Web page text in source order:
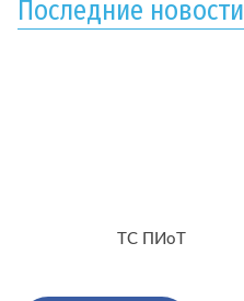
Последние новости
ТС ПИоТ